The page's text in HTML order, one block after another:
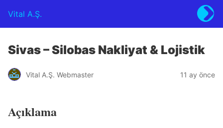
Vital A.Ş.
Sivas – Silobas Nakliyat & Lojistik
Vital A.Ş. Webmaster 11 ay önce
Açıklama